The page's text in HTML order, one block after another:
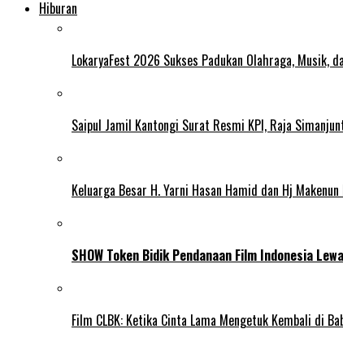
Hiburan
LokaryaFest 2026 Sukses Padukan Olahraga, Musik,
Saipul Jamil Kantongi Surat Resmi KPI, Raja
Keluarga Besar H. Yarni Hasan Hamid dan Hj
SHOW Token Bidik Pendanaan Film Indonesia
Film CLBK: Ketika Cinta Lama Mengetuk Kembali di